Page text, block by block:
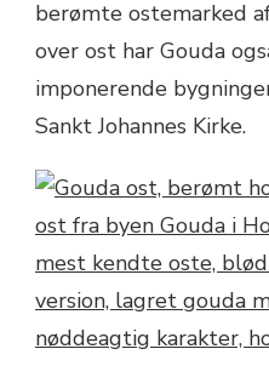
berømte ostemarked
over ost har Gouda
imponerende
Sankt Johannes Kirke.